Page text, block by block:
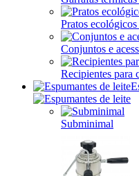
Pratos
Conjuntos e
Recipientes para
Subminimal